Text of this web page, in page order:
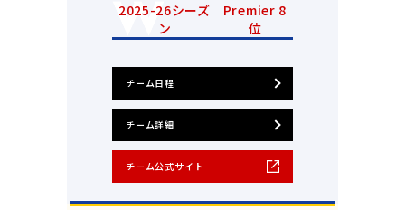
2025-26シーズ
ン
Premier 8
位
チーム日程
チーム詳細
チーム公式サイト